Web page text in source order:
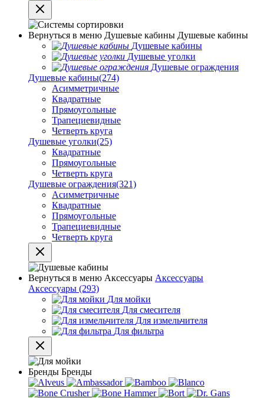
Вернуться в меню Душевые кабины Душевые кабины
Душевые кабины
Душевые уголки
Душевые ограждения
Душевые кабины(274)
Асимметричные
Квадратные
Прямоугольные
Трапециевидные
Четверть круга
Душевые уголки(25)
Квадратные
Прямоугольные
Четверть круга
Душевые ограждения(321)
Асимметричные
Квадратные
Прямоугольные
Трапециевидные
Четверть круга
Вернуться в меню Аксессуары Аксессуары
Аксессуары (293)
Для мойки
Для смесителя
Для измельчителя
Для фильтра
Бренды Бренды